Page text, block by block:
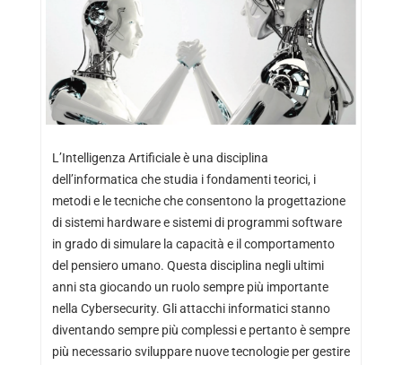
L’Intelligenza Artificiale è una disciplina
dell’informatica che studia i fondamenti teorici, i
metodi e le tecniche che consentono la progettazione
di sistemi hardware e sistemi di programmi software
in grado di simulare la capacità e il comportamento
del pensiero umano. Questa disciplina negli ultimi
anni sta giocando un ruolo sempre più importante
nella Cybersecurity. Gli attacchi informatici stanno
diventando sempre più complessi e pertanto è sempre
più necessario sviluppare nuove tecnologie per gestire